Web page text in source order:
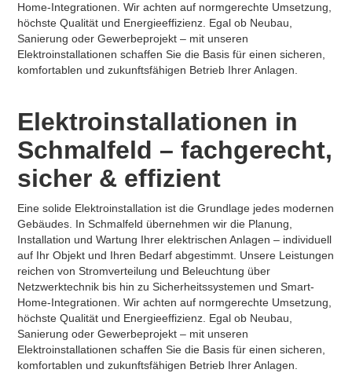
Home-Integrationen. Wir achten auf normgerechte Umsetzung,
höchste Qualität und Energieeffizienz. Egal ob Neubau,
Sanierung oder Gewerbeprojekt – mit unseren
Elektroinstallationen schaffen Sie die Basis für einen sicheren,
komfortablen und zukunftsfähigen Betrieb Ihrer Anlagen.
Elektroinstallationen in
Schmalfeld – fachgerecht,
sicher & effizient
Eine solide Elektroinstallation ist die Grundlage jedes modernen
Gebäudes. In Schmalfeld übernehmen wir die Planung,
Installation und Wartung Ihrer elektrischen Anlagen – individuell
auf Ihr Objekt und Ihren Bedarf abgestimmt. Unsere Leistungen
reichen von Stromverteilung und Beleuchtung über
Netzwerktechnik bis hin zu Sicherheitssystemen und Smart-
Home-Integrationen. Wir achten auf normgerechte Umsetzung,
höchste Qualität und Energieeffizienz. Egal ob Neubau,
Sanierung oder Gewerbeprojekt – mit unseren
Elektroinstallationen schaffen Sie die Basis für einen sicheren,
komfortablen und zukunftsfähigen Betrieb Ihrer Anlagen.